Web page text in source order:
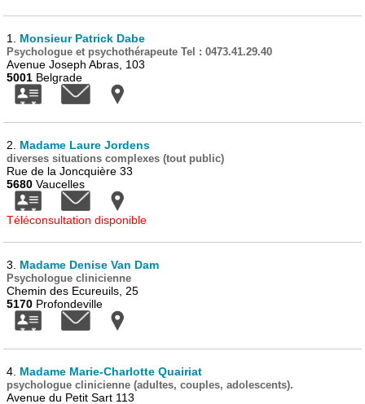
1. Monsieur Patrick Dabe
Psychologue et psychothérapeute Tel : 0473.41.29.40
Avenue Joseph Abras, 103
5001 Belgrade
2. Madame Laure Jordens
diverses situations complexes (tout public)
Rue de la Joncquière 33
5680 Vaucelles
Téléconsultation disponible
3. Madame Denise Van Dam
Psychologue clinicienne
Chemin des Ecureuils, 25
5170 Profondeville
4. Madame Marie-Charlotte Quairiat
psychologue clinicienne (adultes, couples, adolescents).
Avenue du Petit Sart 113